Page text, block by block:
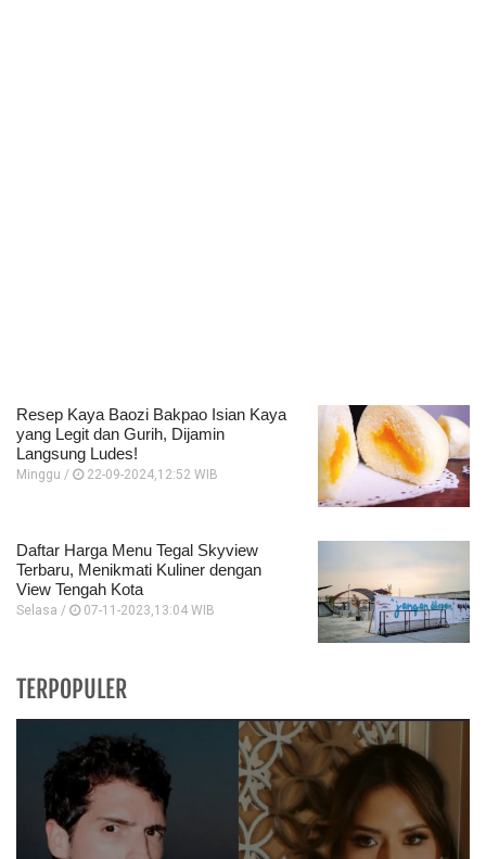
Resep Kaya Baozi Bakpao Isian Kaya
yang Legit dan Gurih, Dijamin
Langsung Ludes!
Minggu / 22-09-2024,12:52 WIB
Daftar Harga Menu Tegal Skyview
Terbaru, Menikmati Kuliner dengan
View Tengah Kota
Selasa / 07-11-2023,13:04 WIB
TERPOPULER